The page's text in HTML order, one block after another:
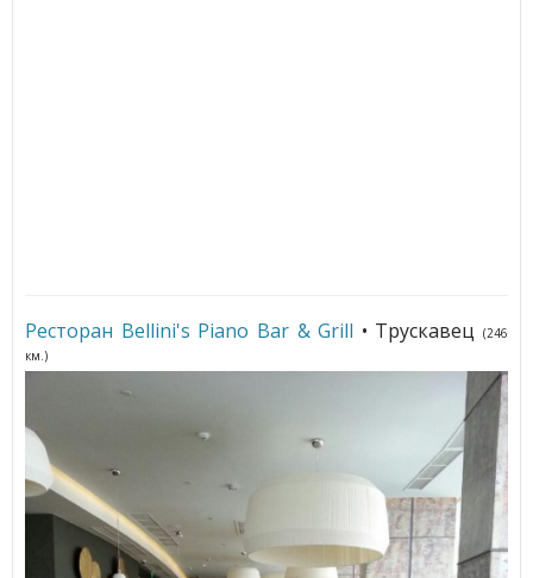
Ресторан Bellini's Piano Bar & Grill • Трускавец (246
км.)